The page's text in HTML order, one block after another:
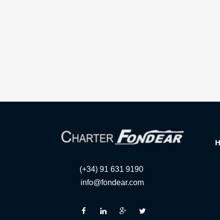
(+34) 91 631 9190
info@fondear.com